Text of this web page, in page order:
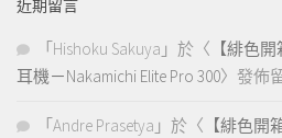
近期留言
「 Hishoku Sakuya 」於〈 【緋色
耳機－Nakamichi Elite Pro 300〉發佈
「 Andre Prasetya 」於〈 【緋色